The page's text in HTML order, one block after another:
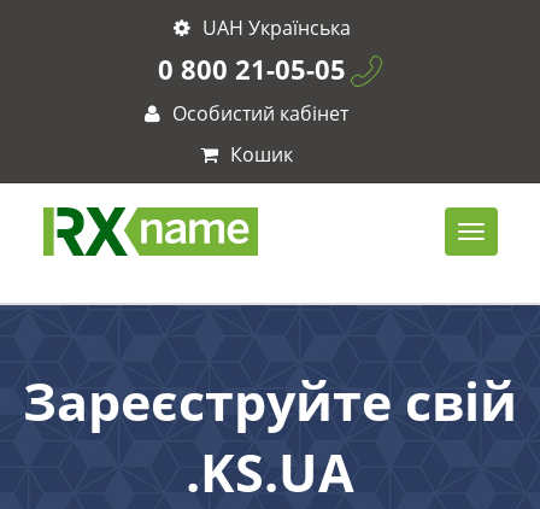
UAH Українська
0 800 21-05-05
Особистий кабінет
Кошик
Зареєструйте свій
.KS.UA